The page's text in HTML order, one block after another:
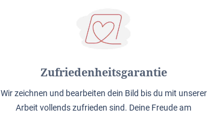
Zufriedenheitsgarantie
Wir zeichnen und bearbeiten dein Bild bis du mit unserer
Arbeit vollends zufrieden sind. Deine Freude am